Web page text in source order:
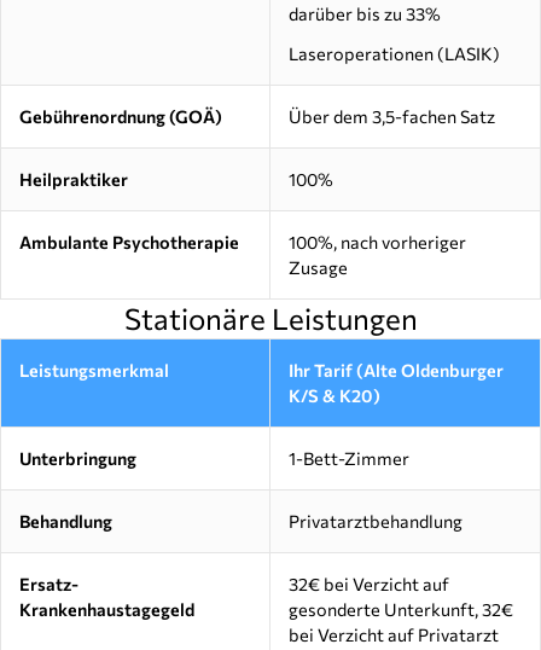
darüber bis zu 33%
Laseroperationen (LASIK)
Gebührenordnung (GOÄ) Über dem 3,5-fachen Satz
Heilpraktiker 100%
Ambulante Psychotherapie
100%, nach vorheriger
Zusage
Stationäre Leistungen
Leistungsmerkmal
Ihr Tarif (Alte Oldenburger
K/S & K20)
Unterbringung 1-Bett-Zimmer
Behandlung Privatarztbehandlung
Ersatz-
Krankenhaustagegeld
32€ bei Verzicht auf
gesonderte Unterkunft, 32€
bei Verzicht auf Privatarzt